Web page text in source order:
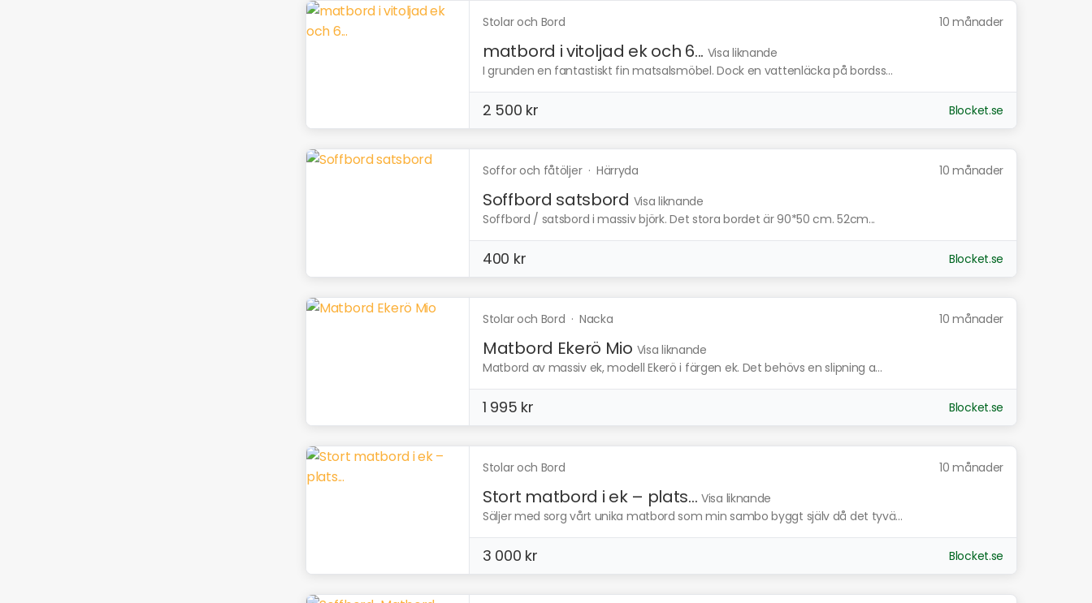
Stolar och Bord 10 månader
matbord i vitoljad ek och 6... Visa liknande
I grunden en fantastiskt fin matsalsmöbel. Dock en vattenläcka på bordss...
2 500 kr Blocket.se
Soffor och fåtöljer· Härryda 10 månader
Soffbord satsbord Visa liknande
Soffbord / satsbord i massiv björk. Det stora bordet är 90*50 cm. 52cm...
400 kr Blocket.se
Stolar och Bord · Nacka 10 månader
Matbord Ekerö Mio Visa liknande
Matbord av massiv ek, modell Ekerö i färgen ek. Det behövs en slipning a...
1 995 kr Blocket.se
Stolar och Bord 10 månader
Stort matbord i ek – plats... Visa liknande
Säljer med sorg vårt unika matbord som min sambo byggt själv då det tyvä...
3 000 kr Blocket.se